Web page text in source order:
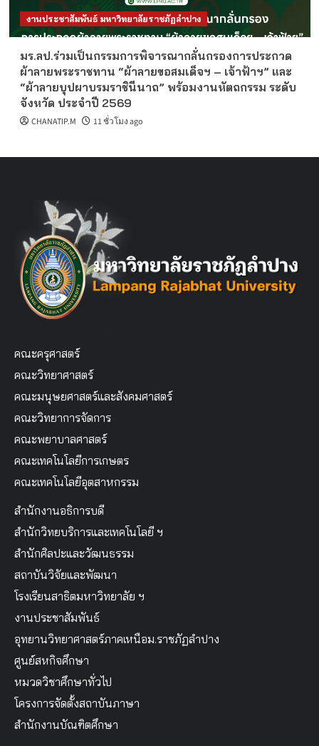
งานประชาสัมพันธ์ มหาวิทยาลัยราชภัฏลำปาง
มร.ลป.ร่วมเป็นกรรมการพิจารณากลั่นกรองการประกวด
ผ้าลายพระราชทาน “ผ้าลายขอสมเด็จฯ – เจ้าฟ้าฯ” และ
“ผ้าลายบุปผาบรมราชินีนาถ” พร้อมงานหัตถกรรม ระดับ
จังหวัด ประจำปี 2569
CHANATIP.M 11 ชั่วโมง ago
คณะครุศาสตร์
คณะวิทยาศาสตร์
คณะมนุษยศาสตร์และสังคมศาสตร์
คณะวิทยาการจัดการ
คณะพยาบาลศาสตร์
คณะเทคโนโลยีการเกษตร
คณะเทคโนโลยีอุตสาหกรรม
สำนักงานอธิการบดี
สำนักวิทยบริการและเทคโนโลยี ฯ
สำนักศิลปะและวัฒนธรรม
สถาบันวิจัยและพัฒนา
โรงเรียนสาธิตมหาวิทยาลัย ฯ
งานประชาสัมพันธ์
อุทยานวิทยาศาสตร์ภาคเหนือม.ราชภัฏลำปาง
ศูนย์สหกิจศึกษา
หมวดวิชาศึกษาทั่วไป
โครงการจัดตั้งสถาบันภาษา
สำนักงานบัณฑิตศึกษา